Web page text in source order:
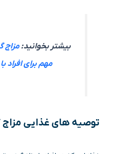
بیشتر بخوانید:مزاج
مهم برای افراد
توصیه های غذایی مزاج